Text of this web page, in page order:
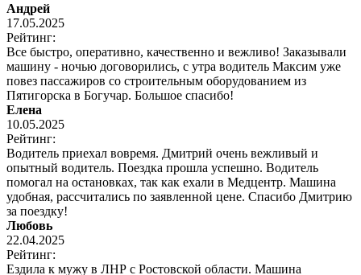
Андрей
17.05.2025
Рейтинг:
Все быстро, оперативно, качественно и вежливо! Заказывали
машину - ночью договорились, с утра водитель Максим уже
повез пассажиров со строительным оборудованием из
Пятигорска в Богучар. Большое спасибо!
Елена
10.05.2025
Рейтинг:
Водитель приехал вовремя. Дмитрий очень вежливый и
опытный водитель. Поездка прошла успешно. Водитель
помогал на остановках, так как ехали в Медцентр. Машина
удобная, рассчитались по заявленной цене. Спасибо Дмитрию
за поездку!
Любовь
22.04.2025
Рейтинг:
Ездила к мужу в ЛНР с Ростовской области. Машина